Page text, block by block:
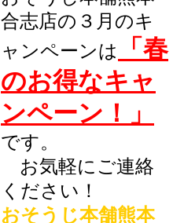
合志店の３月のキ
ャンペーンは
「春
のお得なキャ
ンペーン！」
です。
お気軽にご連絡
ください！
おそうじ本舗熊本